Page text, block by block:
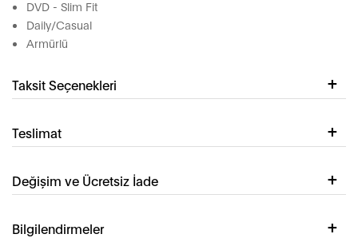
DVD - Slim Fit
Daily/Casual
Armürlü
Taksit Seçenekleri
Teslimat
Değişim ve Ücretsiz İade
Bilgilendirmeler